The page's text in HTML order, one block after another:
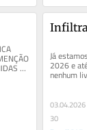
Já
2026 e
nenhum
03.04.2026
30